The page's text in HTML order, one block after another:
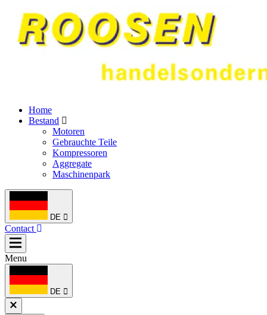
Home
Bestand
Motoren
Gebrauchte Teile
Kompressoren
Aggregate
Maschinenpark
DE
Contact
Menu
DE